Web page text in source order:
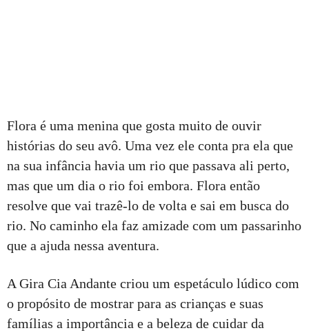
Flora é uma menina que gosta muito de ouvir
histórias do seu avô. Uma vez ele conta pra ela que
na sua infância havia um rio que passava ali perto,
mas que um dia o rio foi embora. Flora então
resolve que vai trazê-lo de volta e sai em busca do
rio. No caminho ela faz amizade com um passarinho
que a ajuda nessa aventura.
A Gira Cia Andante criou um espetáculo lúdico com
o propósito de mostrar para as crianças e suas
famílias a importância e a beleza de cuidar da